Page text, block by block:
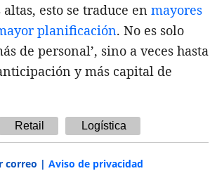
esto se traduce en mayores
planificación. No es solo
de personal’, sino a veces hasta
y más capital de
Retail Logística
correo | Aviso de privacidad